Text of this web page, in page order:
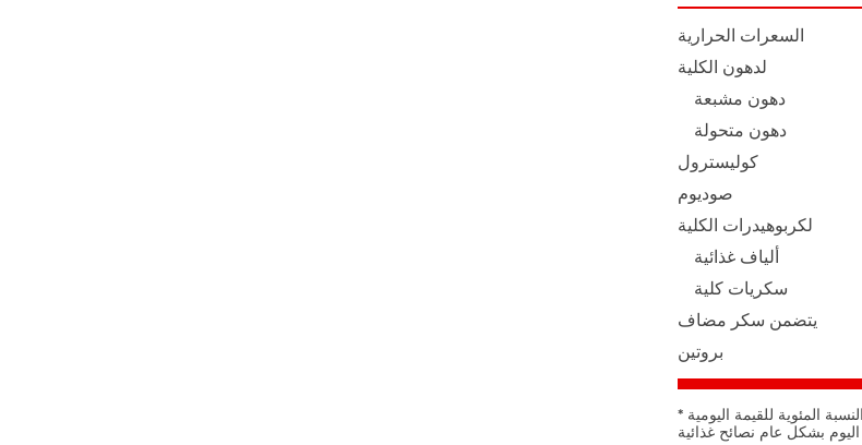
السعرات الحرارية
لدهون الكلية
دهون مشبعة
دهون متحولة
كوليسترول
صوديوم
لكربوهيدرات الكلية
ألياف غذائية
سكريات كلية
يتضمن سكر مضاف
بروتين
* تخبرك النسبة المئوية للقيمة اليومية (DV) بكمية المغذيات في الحصة يساهم الطعام في اتباع